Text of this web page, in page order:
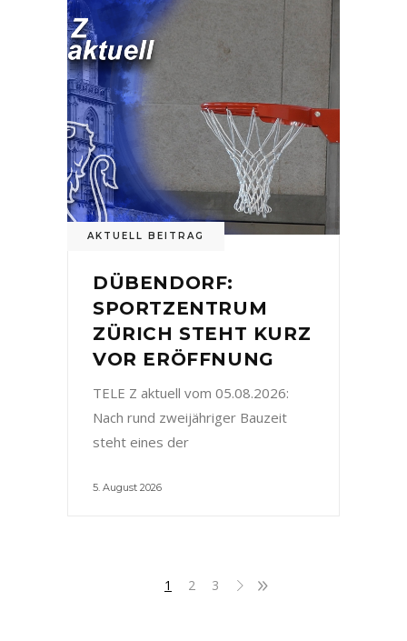
AKTUELL BEITRAG
DÜBENDORF:
SPORTZENTRUM
ZÜRICH STEHT KURZ
VOR ERÖFFNUNG
TELE Z aktuell vom 05.08.2026:
Nach rund zweijähriger Bauzeit
steht eines der
5. August 2026
1 2 3